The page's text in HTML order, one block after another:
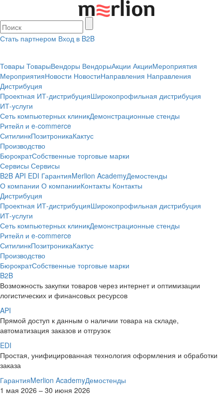
Стать партнером Вход в B2B
Товары ТоварыВендоры ВендорыАкции АкцииМероприятия
МероприятияНовости НовостиНаправления Направления
Дистрибуция
Проектная ИТ-дистрибуцияШирокопрофильная дистрибуция
ИТ-услуги
Сеть компьютерных клиникДемонстрационные стенды
Ритейл и e-commerce
СитилинкПозитроникаКактус
Производство
БюрократСобственные торговые марки
Сервисы Сервисы
B2B API EDI ГарантияMerlion AcademyДемостенды
О компании О компанииКонтакты Контакты
Дистрибуция
Проектная ИТ-дистрибуцияШирокопрофильная дистрибуция
ИТ-услуги
Сеть компьютерных клиникДемонстрационные стенды
Ритейл и e-commerce
СитилинкПозитроникаКактус
Производство
БюрократСобственные торговые марки
B2B
Возможность закупки товаров через интернет и оптимизации
логистических и финансовых ресурсов
API
Прямой доступ к данным о наличии товара на складе,
автоматизация заказов и отгрузок
EDI
Простая, унифицированная технология оформления и обработки
заказа
ГарантияMerlion AcademyДемостенды
1 мая 2026 – 30 июня 2026